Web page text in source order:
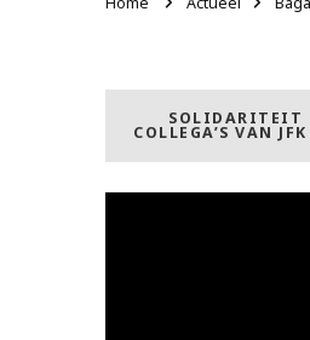
SOLIDARITEIT
COLLEGA’S VAN